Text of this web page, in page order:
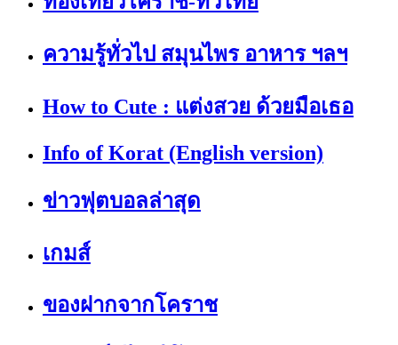
ความรู้ทั่วไป สมุนไพร อาหาร ฯลฯ
How to Cute : แต่งสวย ด้วยมือเธอ
Info of Korat (English version)
ข่าวฟุตบอลล่าสุด
เกมส์
ของฝากจากโคราช